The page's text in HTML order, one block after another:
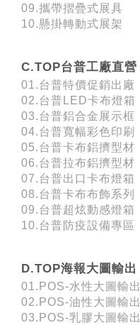
09.攜帶摺疊式展具
10.懸掛轉動式展架
C.TOP台普工廠直營
01.台普特價促銷出廠
02.台普LED卡布燈箱
03.台普鋁合金展示框
04.台普寬幅彩色印刷
05.台普卡布鋁擠型材
06.台普拉布鋁擠型材
07.台普出口卡布燈箱
08.台普卡布布飾系列
09.台普超炫動感燈箱
10.台普防疫設備專區
D.TOP海報大圖輸出
01.POS-水性大圖輸出
02.POS-油性大圖輸出
03.POS-乳膠大圖輸出